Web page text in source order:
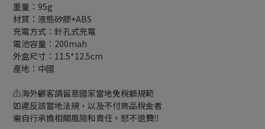
重量：95g
材質：液態矽膠+ABS
充電方式：針孔式充電
電池容量：200mah
外盒尺寸：11.5*12.5cm
產地：中國
⚠️海外顧客請留意國家當地免稅額規範
如違反該當地法規，以及不付商品稅金者
需自行承擔相關風險和責任。怒不退費‼️